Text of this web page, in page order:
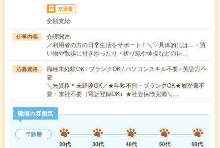
交通費
全額支給
仕事内容
介護関連
／利用者の方の日常生活をサポート！＼▽具体的には…・買
い物や散歩に付き添ったり・折り紙や体操などのレ…
応募資格
職種未経験OK / ブランクOK / パソコンスキル不要 / 英語力不
要
＼無資格＊未経験OK／★年齢不問・ブランクOK★履歴書不
要・来社不要（電話登録OK）★社会保険完備＼…
職場の雰囲気
年齢層
20代
30代 40代 50代
60代